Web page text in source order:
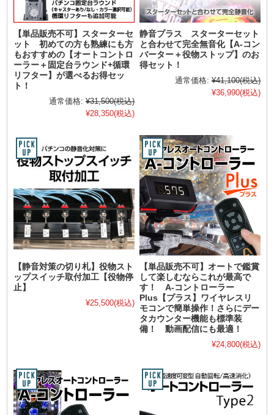
【単品販売不可】スターターセ
ット 初めての方も熟練にも方
もおすすめの【オートコントロ
ーラー＋固定台ラウンド+循環
リフター】が選べるお得セッ
ト！
通常価格: ¥31,500(税込)
¥28,350(税込)
静音プラス スターターセット
と合わせて完全無音化【A-コン
バーター＋役物ストップ】のお
得セット！
通常価格: ¥41,100(税込)
¥36,990(税込)
【静音対策の切り札】役物スト
ップスイッチ取付加工【役物停
止】
¥25,500(税込)
【単品販売不可】オートで鑑賞
して楽しむならこれが最高で
す！ A-コントローラー
Plus【プラス】ワイヤレスリ
モコンで簡単操作！さらにデー
タカウンター機能も標準装
備！ 動画配信にも最適！
¥24,800(税込)